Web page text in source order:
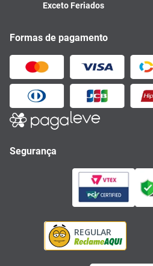
Exceto Feriados
Formas de pagamento
Segurança